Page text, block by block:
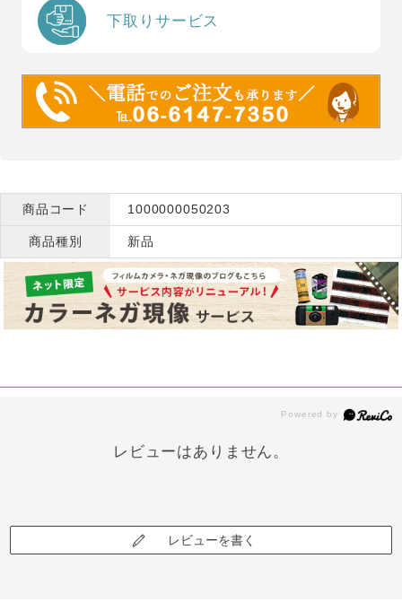
下取りサービス
商品コード 1000000050203
商品種別 新品
レビューはありません。
レビューを書く